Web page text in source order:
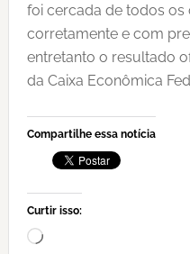
foi cercada de todos
corretamente e com
entretanto o resultado
da Caixa Econômica
Compartilhe essa notícia
Curtir isso:
Carregando...